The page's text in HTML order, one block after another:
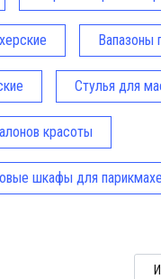
Вапазоны
Стулья для
красоты
шкафы для